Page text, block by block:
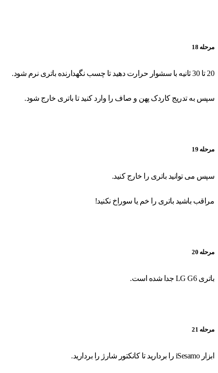
مرحله 18
20 تا 30 ثانیه با سشوار حرارت دهید تا چسب نگهدارنده باتری نرم شود.
سپس به تدریج کاردک پهن و صاف را وارد کنید تا باتری خارج شود.
مرحله 19
سپس می توانید باتری را خارج کنید.
مراقب باشید باتری را خم یا سوراخ نکنید!
مرحله 20
باتری LG G6 جدا شده است.
مرحله 21
ابزار iSesamo را بردارید تا کانکتور شارژ را بردارید.